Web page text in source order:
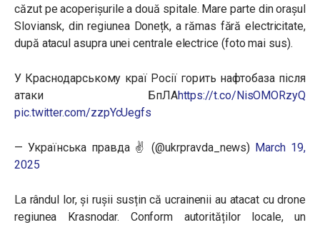
căzut pe acoperișurile a două spitale. Mare parte din orașul
Sloviansk, din regiunea Donețk, a rămas fără electricitate,
după atacul asupra unei centrale electrice (foto mai sus).
У Краснодарському краї Росії горить нафтобаза після
атаки БпЛАhttps://t.co/NisOMORzyQ
pic.twitter.com/zzpYcUegfs
— Українська правда ✌️ (@ukrpravda_news) March 19,
2025
La rândul lor, și rușii susțin că ucrainenii au atacat cu drone
regiunea Krasnodar. Conform autorităților locale, un